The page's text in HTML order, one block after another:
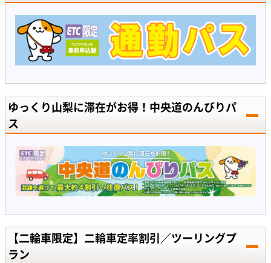
ゆっくり山梨に滞在がお得！中央道のんびりパ
ス
【二輪車限定】二輪車定率割引／ツーリングプ
ラン